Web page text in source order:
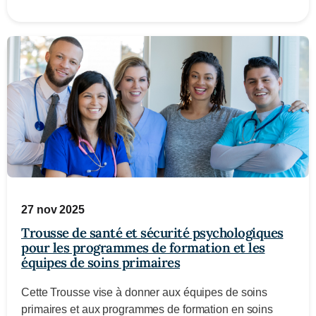
27 nov 2025
Trousse de santé et sécurité psychologiques
pour les programmes de formation et les
équipes de soins primaires
Cette Trousse vise à donner aux équipes de soins
primaires et aux programmes de formation en soins